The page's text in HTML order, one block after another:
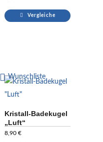
Vergleiche
Wunschliste
Kristall-Badekugel
„Luft“
8,90€